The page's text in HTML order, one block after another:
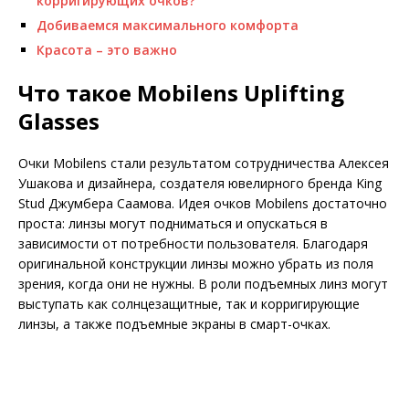
Добиваемся максимального комфорта
Красота – это важно
Что такое Mobilens Uplifting
Glasses
Очки Mobilens стали результатом сотрудничества Алексея
Ушакова и дизайнера, создателя ювелирного бренда King
Stud Джумбера Саамова. Идея очков Mobilens достаточно
проста: линзы могут подниматься и опускаться в
зависимости от потребности пользователя. Благодаря
оригинальной конструкции линзы можно убрать из поля
зрения, ко­гда они не нужны. В роли подъемных линз могут
выступать как солнцезащитные, так и корригирующие
линзы, а также подъемные экраны в смарт-очках.